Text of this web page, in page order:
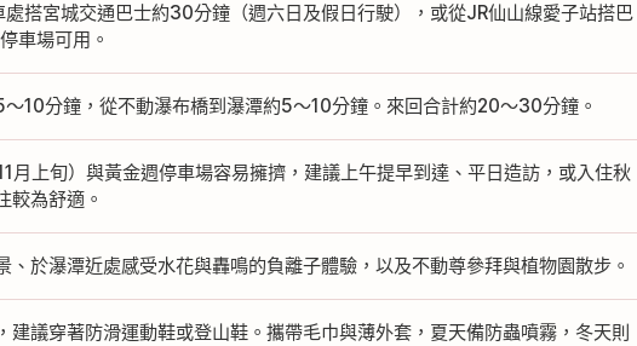
搭宮城交通巴士約30分鐘（週六日及假日行駛），或從JR仙山線愛子站搭巴
車場可用。
10分鐘，從不動瀑布橋到瀑潭約5～10分鐘。來回合計約20～30分鐘。
月上旬）與黃金週停車場容易擁擠，建議上午提早到達、平日造訪，或入住秋
較為舒適。
、於瀑潭近處感受水花與轟鳴的負離子體驗，以及不動尊參拜與植物園散步。
建議穿著防滑運動鞋或登山鞋。攜帶毛巾與薄外套，夏天備防蟲噴霧，冬天則